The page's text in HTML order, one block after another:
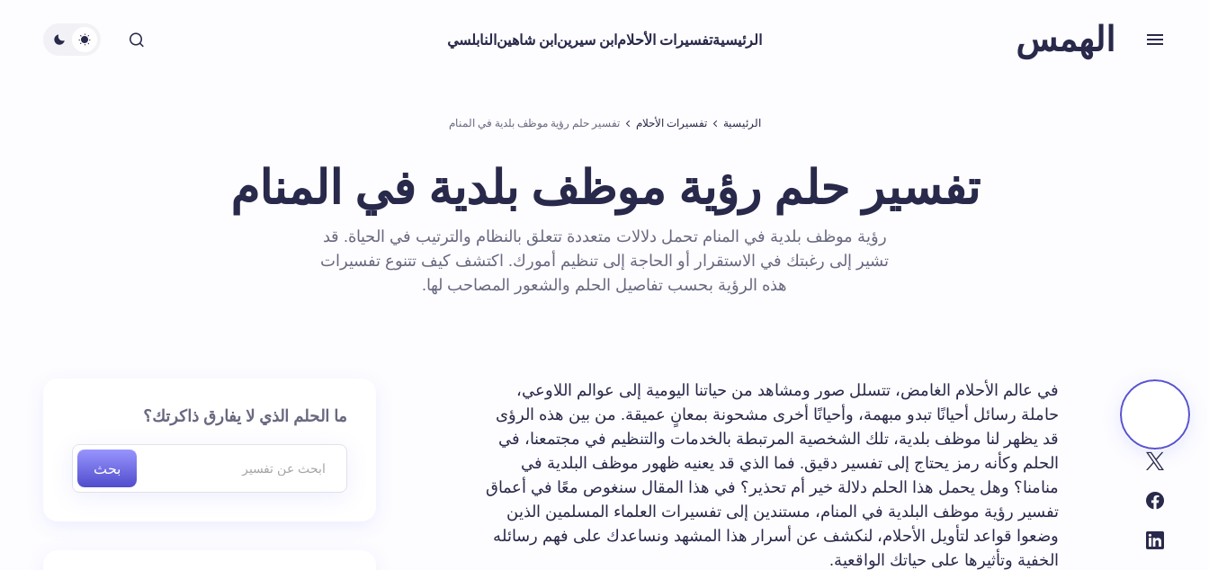
الهمس الرئيسيةتفسيرات الأحلام ابن سيرين ابن شاهين النابلسي
الرئيسية تفسيرات الأحلام تفسير حلم رؤية موظف بلدية في المنام
تفسير حلم رؤية موظف بلدية في المنام
رؤية موظف بلدية في المنام تحمل دلالات متعددة تتعلق بالنظام والترتيب في الحياة. قد
تشير إلى رغبتك في الاستقرار أو الحاجة إلى تنظيم أمورك. اكتشف كيف تتنوع تفسيرات
هذه الرؤية بحسب تفاصيل الحلم والشعور المصاحب لها.
في عالم الأحلام الغامض، تتسلل صور ومشاهد من حياتنا اليومية إلى عوالم اللاوعي،
حاملة رسائل أحيانًا تبدو مبهمة، وأحيانًا أخرى مشحونة بمعانٍ عميقة. من بين هذه الرؤى
قد يظهر لنا موظف بلدية، تلك الشخصية المرتبطة بالخدمات والتنظيم في مجتمعنا، في
الحلم وكأنه رمز يحتاج إلى تفسير دقيق. فما الذي قد يعنيه ظهور موظف البلدية في
منامنا؟ وهل يحمل هذا الحلم دلالة خير أم تحذير؟ في هذا المقال سنغوص معًا في أعماق
تفسير رؤية موظف البلدية في المنام، مستندين إلى تفسيرات العلماء المسلمين الذين
وضعوا قواعد لتأويل الأحلام، لنكشف عن أسرار هذا المشهد ونساعدك على فهم رسائله
الخفية وتأثيرها على حياتك الواقعية.
ما الحلم الذي لا يفارق ذاكرتك؟
بحث